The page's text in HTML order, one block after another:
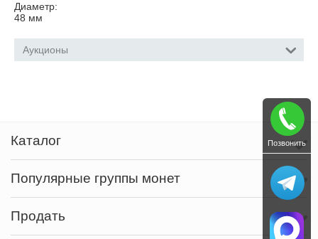
Диаметр:
48 мм
Аукционы
Каталог
Популярные группы монет
Продать
Позвонить